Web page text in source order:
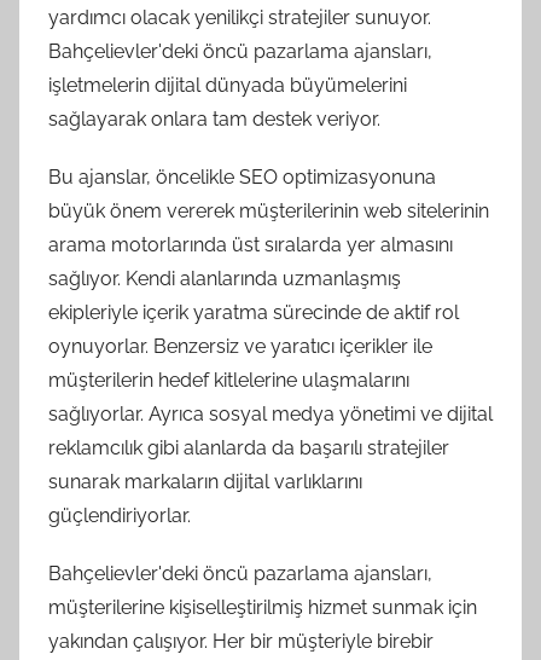
yardımcı olacak yenilikçi stratejiler sunuyor.
Bahçelievler'deki öncü pazarlama ajansları,
işletmelerin dijital dünyada büyümelerini
sağlayarak onlara tam destek veriyor.
Bu ajanslar, öncelikle SEO optimizasyonuna
büyük önem vererek müşterilerinin web sitelerinin
arama motorlarında üst sıralarda yer almasını
sağlıyor. Kendi alanlarında uzmanlaşmış
ekipleriyle içerik yaratma sürecinde de aktif rol
oynuyorlar. Benzersiz ve yaratıcı içerikler ile
müşterilerin hedef kitlelerine ulaşmalarını
sağlıyorlar. Ayrıca sosyal medya yönetimi ve dijital
reklamcılık gibi alanlarda da başarılı stratejiler
sunarak markaların dijital varlıklarını
güçlendiriyorlar.
Bahçelievler'deki öncü pazarlama ajansları,
müşterilerine kişiselleştirilmiş hizmet sunmak için
yakından çalışıyor. Her bir müşteriyle birebir